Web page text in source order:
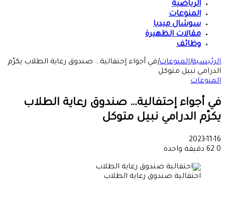
الرياضية
المنوعات
سوشال ميديا
مقالات الظهيرة
وظائف
الرئيسية|المنوعات|في أجواء إحتفالية… صندوق رعاية الطلاب يكرّم
الدرامي نبيل متوكل
المنوعات
في أجواء إحتفالية… صندوق رعاية الطلاب
يكرّم الدرامي نبيل متوكل
2023-11-16
0
دقيقة واحدة
احتفالية صندوق رعاية الطلاب